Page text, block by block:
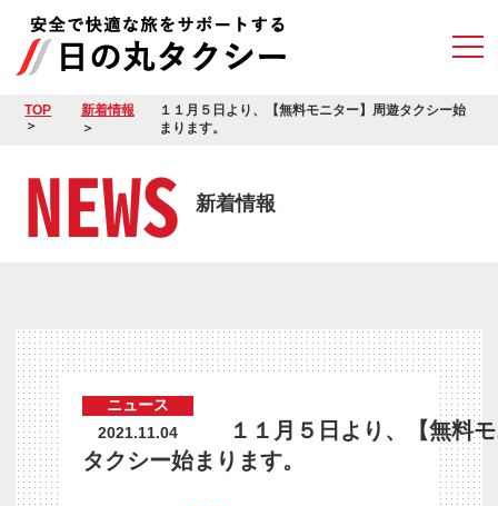
TOP 新着情報
１１月５日より、【無料モニター】周遊タクシー始
まります。
NEWS 新着情報
ニュース
2021.11.04
１１月５日より、【無料
タクシー始まります。